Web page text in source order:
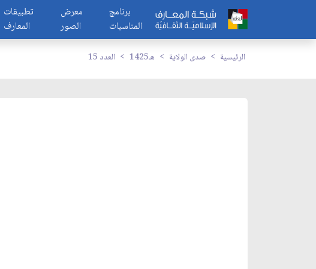
تطبيقات
المعارف
معرض
الصور
برنامج
المناسبات
الرئيسية صدى الولاية 1425هـ العدد 15